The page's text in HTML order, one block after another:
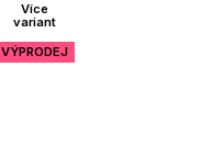
Více
variant
VÝPRODEJ